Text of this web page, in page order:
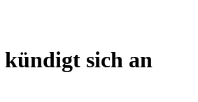
kündigt sich an